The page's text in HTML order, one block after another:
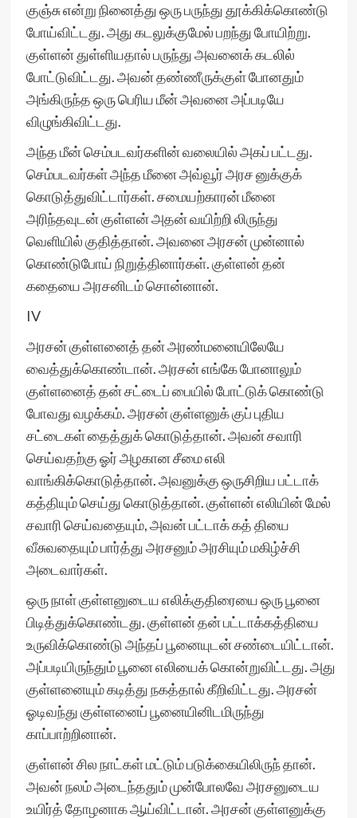
குஞ்சு என்று நினைத்து ஒரு பருந்து தூக்கிக்கொண்டு
போய்விட்டது. அது கடலுக்குமேல் பறந்து போயிற்று.
குள்ளன் துள்ளியதால் பருந்து அவனைக் கடலில்
போட்டுவிட்டது. அவன் தண்ணீருக்குள் போனதும்
அங்கிருந்த ஒரு பெரிய மீன் அவனை அப்படியே
விழுங்கிவிட்டது.
அந்த மீன் செம்படவர்களின் வலையில் அகப் பட்டது.
செம்படவர்கள் அந்த மீனை அவ்வூர் அரச னுக்குக்
கொடுத்துவிட்டார்கள். சமையற்காரன் மீனை
அரிந்தவுடன் குள்ளன் அதன் வயிற்றி லிருந்து
வெளியில் குதித்தான். அவனை அரசன் முன்னால்
கொண்டுபோய் நிறுத்தினார்கள். குள்ளன் தன்
கதையை அரசனிடம் சொன்னான்.
IV
அரசன் குள்ளனைத் தன் அரண்மனையிலேயே
வைத்துக்கொண்டான். அரசன் எங்கே போனாலும்
குள்ளனைத் தன் சட்டைப் பையில் போட்டுக் கொண்டு
போவது வழக்கம். அரசன் குள்ளனுக் குப் புதிய
சட்டைகள் தைத்துக் கொடுத்தான். அவன் சவாரி
செய்வதற்கு ஓர் அழகான சீமை எலி
வாங்கிக்கொடுத்தான். அவனுக்கு ஒருசிறிய பட்டாக்
கத்தியும் செய்து கொடுத்தான். குள்ளன் எலியின் மேல்
சவாரி செய்வதையும், அவன் பட்டாக் கத் தியை
வீசுவதையும் பார்த்து அரசனும் அரசியும் மகிழ்ச்சி
அடைவார்கள்.
ஒரு நாள் குள்ளனுடைய எலிக்குதிரையை ஒரு பூனை
பிடித்துக்கொண்டது. குள்ளன் தன் பட்டாக்கத்தியை
உருவிக்கொண்டு அந்தப் பூனையுடன் சண்டையிட்டான்.
அப்படியிருந்தும் பூனை எலியைக் கொன்றுவிட்டது. அது
குள்ளனையும் கடித்து நகத்தால் கீறிவிட்டது. அரசன்
ஓடிவந்து குள்ளனைப் பூனையினிடமிருந்து
காப்பாற்றினான்.
குள்ளன் சில நாட்கள் மட்டும் படுக்கையிலிருந் தான்.
அவன் நலம் அடைந்ததும் முன்போலவே அரசனுடைய
உயிர்த் தோழனாக ஆய்விட்டான். அரசன் குள்ளனுக்கு